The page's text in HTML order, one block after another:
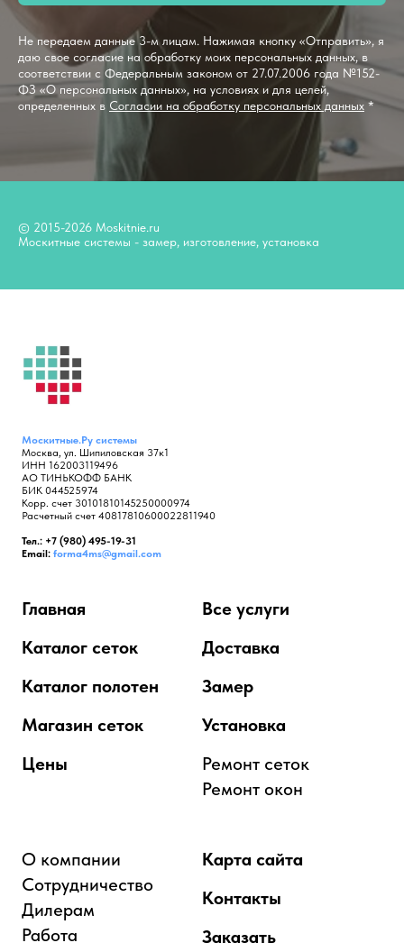
Не передаем данные 3-м лицам. Нажимая кнопку «Отправить», я
даю свое согласие на обработку моих персональных данных, в
соответствии с Федеральным законом от 27.07.2006 года №152-
ФЗ «О персональных данных», на условиях и для целей,
определенных в Согласии на обработку персональных данных *
© 2015-2026 Moskitnie.ru
Москитные системы - замер, изготовление, установка
Москитные.Ру системы
Москва, ул. Шипиловская 37к1
ИНН 162003119496
АО ТИНЬКОФФ БАНК
БИК 044525974
Корр. счет 30101810145250000974
Расчетный счет 40817810600022811940
Тел.: +7 (980) 495-19-31
Email: forma4ms@gmail.com
Главная
Каталог сеток
Каталог полотен
Магазин сеток
Цены
Все услуги
Доставка
Замер
Установка
Ремонт сеток
Ремонт окон
О компании
Сотрудничество
Дилерам
Работа
Карта сайта
Контакты
Заказать